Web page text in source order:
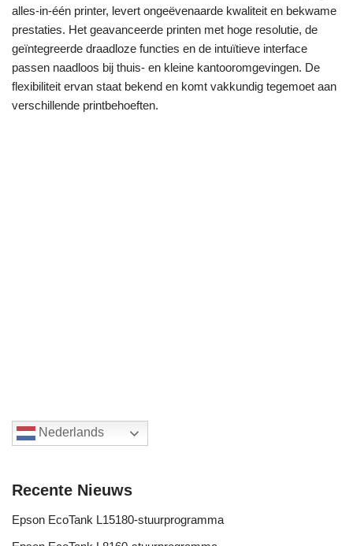
alles-in-één printer, levert ongeëvenaarde kwaliteit en bekwame
prestaties. Het geavanceerde printen met hoge resolutie, de
geïntegreerde draadloze functies en de intuïtieve interface
passen naadloos bij thuis- en kleine kantooromgevingen. De
flexibiliteit ervan staat bekend en komt vakkundig tegemoet aan
verschillende printbehoeften.
Nederlands
Recente Nieuws
Epson EcoTank L15180-stuurprogramma